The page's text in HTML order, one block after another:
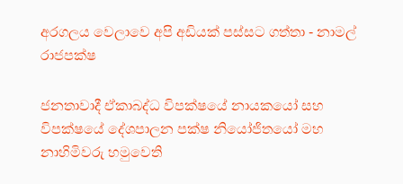
අරගලය වෙලාවෙ අපි අඩියක් පස්සට ගත්තා - නාමල්
රාජපක්ෂ
ජනතාවාදී ඒකාබද්ධ විපක්ෂයේ නායකයෝ සහ
විපක්ෂයේ දේශපාලන පක්ෂ නියෝජිතයෝ මහ
නාහිමිවරු හමුවෙති